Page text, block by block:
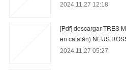
2024.11.27 12:18
[Pdf] descargar TRES
en catalán) NEUS
2024.11.27 05:27